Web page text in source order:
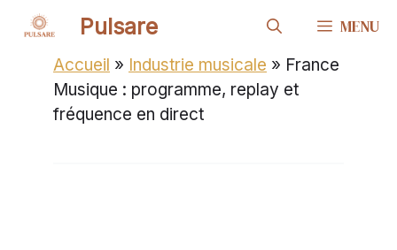
contenu
Pulsare MENU
Accueil » Industrie musicale » France
Musique : programme, replay et
fréquence en direct